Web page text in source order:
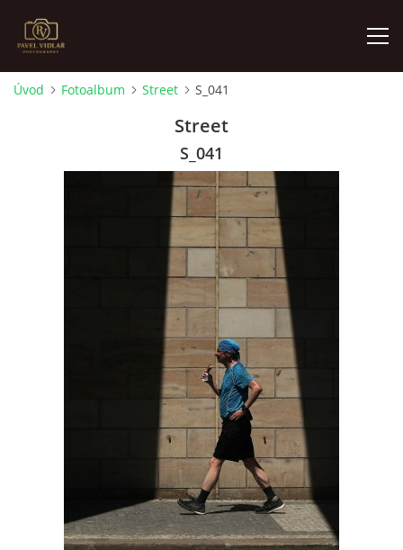
© 2026 eStránky.cz
Úvod Fotoalbum Street S_041
Street
S_041